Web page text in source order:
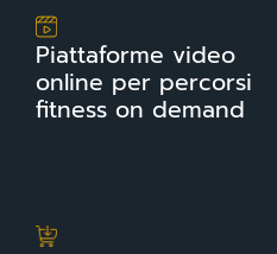
Piattaforme video
online per percorsi
fitness on demand